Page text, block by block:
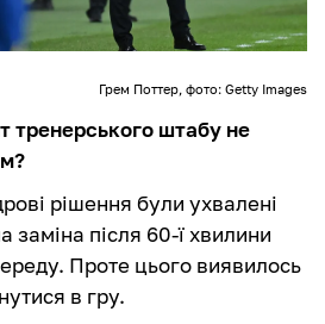
Грем Поттер, фото: Getty Images
тренерського штабу не
рішення були ухвалені
заміна після 60-ї хвилини
Проте цього виявилось
в гру.